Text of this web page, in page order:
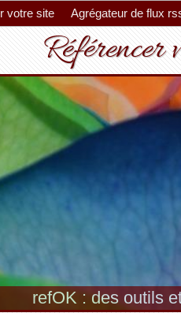
votre site Agrégateur de flux
Astuces,